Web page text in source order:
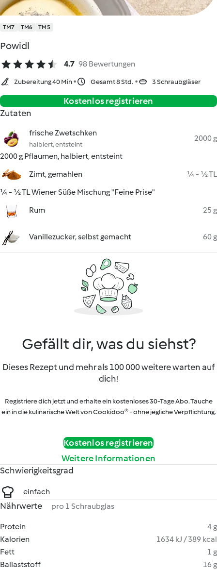
TM7 TM6 TM5
Powidl
4.7 98 Bewertungen
Zubereitung 40 Min Gesamt 8 Std. 3 Schraubgläser
Kostenlos registrieren
Zutaten
frische Zwetschken
halbiert, entsteint
2000 g
2000 g Pflaumen, halbiert, entsteint
Zimt, gemahlen
¼ - ½ TL
¼ - ½ TL Wiener Süße Mischung "Feine Prise"
Rum
25 g
Vanillezucker, selbst gemacht 60 g
Gefällt dir, was du siehst?
Dieses Rezept und mehr als 100 000 weitere warten auf
dich!
Registriere dich jetzt und erhalte ein kostenloses 30-Tage Abo. Tauche
ein in die kulinarische Welt von Cookidoo® - ohne jegliche Verpflichtung.
Kostenlos registrieren
Weitere Informationen
Schwierigkeitsgrad
einfach
Nährwerte pro 1 Schraubglas
Protein
4 g
Kalorien
1634 kJ / 389 kcal
Fett
1 g
Ballaststoff
16 g